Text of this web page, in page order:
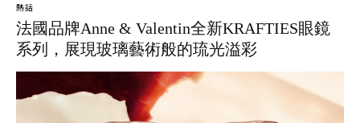
熱話
法國品牌Anne & Valentin全新KRAFTIES眼鏡
系列，展現玻璃藝術般的琉光溢彩